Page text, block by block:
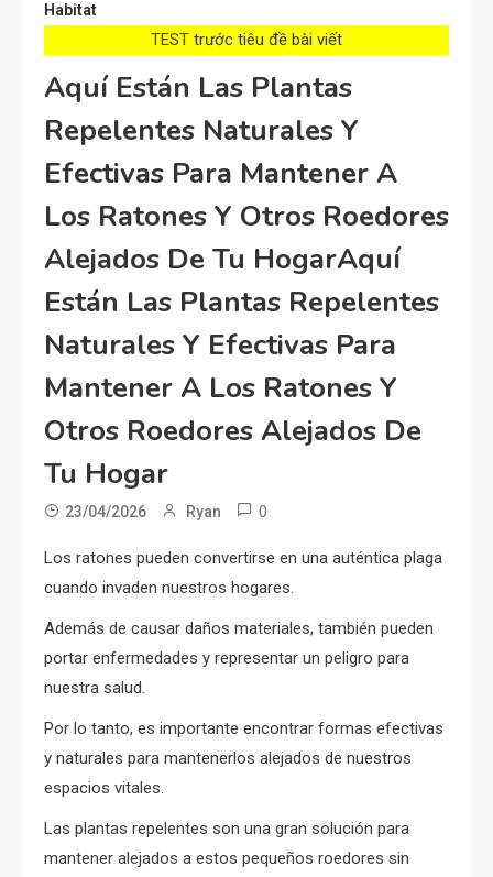
Habitat
TEST trước tiêu đề bài viết
Aquí Están Las Plantas
Repelentes Naturales Y
Efectivas Para Mantener A
Los Ratones Y Otros Roedores
Alejados De Tu HogarAquí
Están Las Plantas Repelentes
Naturales Y Efectivas Para
Mantener A Los Ratones Y
Otros Roedores Alejados De
Tu Hogar
23/04/2026 Ryan 0
Los ratones pueden convertirse en una auténtica plaga
cuando invaden nuestros hogares.
Además de causar daños materiales, también pueden
portar enfermedades y representar un peligro para
nuestra salud.
Por lo tanto, es importante encontrar formas efectivas
y naturales para mantenerlos alejados de nuestros
espacios vitales.
Las plantas repelentes son una gran solución para
mantener alejados a estos pequeños roedores sin